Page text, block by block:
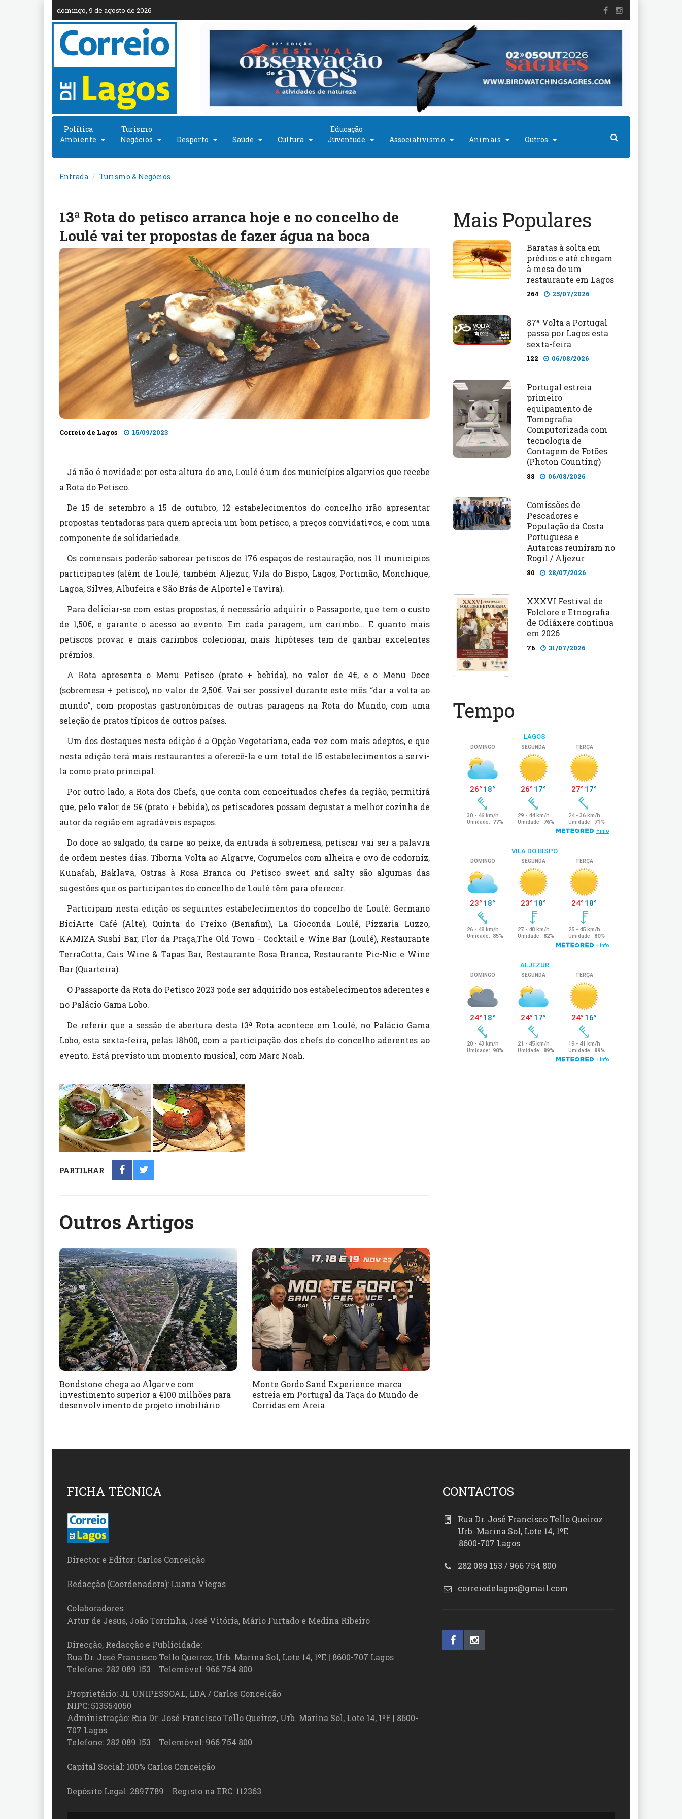
domingo, 9 de agosto de 2026
Política
Ambiente
Turismo
Negócios
Desporto Saúde Cultura
Educação
Juventude
Associativismo Animais Outros
Entrada Turismo & Negócios
13ª Rota do petisco arranca hoje e no concelho de
Loulé vai ter propostas de fazer água na boca
Correio de Lagos 15/09/2023
Já não é novidade: por esta altura do ano, Loulé é um dos municípios algarvios que recebe
a Rota do Petisco.
De 15 de setembro a 15 de outubro, 12 estabelecimentos do concelho irão apresentar
propostas tentadoras para quem aprecia um bom petisco, a preços convidativos, e com uma
componente de solidariedade.
Os comensais poderão saborear petiscos de 176 espaços de restauração, nos 11 municípios
participantes (além de Loulé, também Aljezur, Vila do Bispo, Lagos, Portimão, Monchique,
Lagoa, Silves, Albufeira e São Brás de Alportel e Tavira).
Para deliciar-se com estas propostas, é necessário adquirir o Passaporte, que tem o custo
de 1,50€, e garante o acesso ao evento. Em cada paragem, um carimbo… E quanto mais
petiscos provar e mais carimbos colecionar, mais hipóteses tem de ganhar excelentes
prémios.
A Rota apresenta o Menu Petisco (prato + bebida), no valor de 4€, e o Menu Doce
(sobremesa + petisco), no valor de 2,50€. Vai ser possível durante este mês “dar a volta ao
mundo”, com propostas gastronómicas de outras paragens na Rota do Mundo, com uma
seleção de pratos típicos de outros países.
Um dos destaques nesta edição é a Opção Vegetariana, cada vez com mais adeptos, e que
nesta edição terá mais restaurantes a oferecê-la e um total de 15 estabelecimentos a servi-
la como prato principal.
Por outro lado, a Rota dos Chefs, que conta com conceituados chefes da região, permitirá
que, pelo valor de 5€ (prato + bebida), os petiscadores possam degustar a melhor cozinha de
autor da região em agradáveis espaços.
Do doce ao salgado, da carne ao peixe, da entrada à sobremesa, petiscar vai ser a palavra
de ordem nestes dias. Tiborna Volta ao Algarve, Cogumelos com alheira e ovo de codorniz,
Kunafah, Baklava, Ostras à Rosa Branca ou Petisco sweet and salty são algumas das
sugestões que os participantes do concelho de Loulé têm para oferecer.
Participam nesta edição os seguintes estabelecimentos do concelho de Loulé: Germano
BiciArte Café (Alte), Quinta do Freixo (Benafim), La Gioconda Loulé, Pizzaria Luzzo,
KAMIZA Sushi Bar, Flor da Praça,The Old Town - Cocktail e Wine Bar (Loulé), Restaurante
TerraCotta, Cais Wine & Tapas Bar, Restaurante Rosa Branca, Restaurante Pic-Nic e Wine
Bar (Quarteira).
O Passaporte da Rota do Petisco 2023 pode ser adquirido nos estabelecimentos aderentes e
no Palácio Gama Lobo.
De referir que a sessão de abertura desta 13ª Rota acontece em Loulé, no Palácio Gama
Lobo, esta sexta-feira, pelas 18h00, com a participação dos chefs do concelho aderentes ao
evento. Está previsto um momento musical, com Marc Noah.
PARTILHAR
Outros Artigos
Bondstone chega ao Algarve com
investimento superior a €100 milhões para
desenvolvimento de projeto imobiliário
Monte Gordo Sand Experience marca
estreia em Portugal da Taça do Mundo de
Corridas em Areia
Mais Populares
Baratas à solta em
prédios e até chegam
à mesa de um
restaurante em Lagos
264 25/07/2026
87ª Volta a Portugal
passa por Lagos esta
sexta-feira
122 06/08/2026
Portugal estreia
primeiro
equipamento de
Tomografia
Computorizada com
tecnologia de
Contagem de Fotões
(Photon Counting)
88 06/08/2026
Comissões de
Pescadores e
População da Costa
Portuguesa e
Autarcas reuniram no
Rogil / Aljezur
80 28/07/2026
XXXVI Festival de
Folclore e Etnografia
de Odiáxere continua
em 2026
76 31/07/2026
Tempo
FICHA TÉCNICA
Director e Editor: Carlos Conceição
Redacção (Coordenadora): Luana Viegas
Colaboradores:
Artur de Jesus, João Torrinha, José Vitória, Mário Furtado e Medina Ribeiro
Direcção, Redacção e Publicidade:
Rua Dr. José Francisco Tello Queiroz, Urb. Marina Sol, Lote 14, 1ºE | 8600-707 Lagos
Telefone: 282 089 153 Telemóvel: 966 754 800
Proprietário: JL UNIPESSOAL, LDA / Carlos Conceição
NIPC: 513554050
Administração: Rua Dr. José Francisco Tello Queiroz, Urb. Marina Sol, Lote 14, 1ºE | 8600-
707 Lagos
Telefone: 282 089 153 Telemóvel: 966 754 800
Capital Social: 100% Carlos Conceição
Depósito Legal: 2897789 Registo na ERC: 112363
CONTACTOS
Rua Dr. José Francisco Tello Queiroz
Urb. Marina Sol, Lote 14, 1ºE
8600-707 Lagos
282 089 153 / 966 754 800
correiodelagos@gmail.com